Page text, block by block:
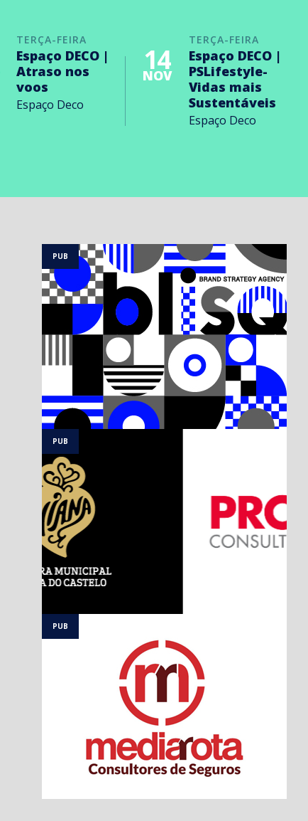
TERÇA-FEIRA
Espaço DECO |
Atraso nos
voos
Espaço Deco
TERÇA-FEIRA
14
NOV
Espaço DECO |
PSLifestyle-
Vidas mais
Sustentáveis
Espaço Deco